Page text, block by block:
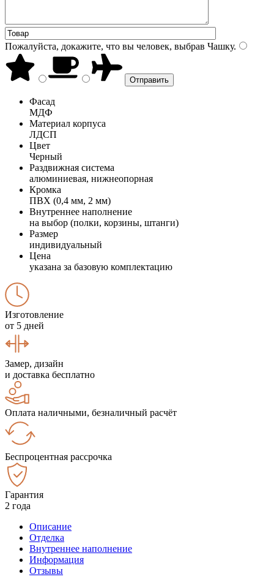
Пожалуйста, докажите, что вы человек, выбрав Чашку.
Фасад
МДФ
Материал корпуса
ЛДСП
Цвет
Черный
Раздвижная система
алюминиевая, нижнеопорная
Кромка
ПВХ (0,4 мм, 2 мм)
Внутреннее наполнение
на выбор (полки, корзины, штанги)
Размер
индивидуальный
Цена
указана за базовую комплектацию
Изготовление
от 5 дней
Замер, дизайн
и доставка бесплатно
Оплата наличными, безналичный расчёт
Беспроцентная рассрочка
Гарантия
2 года
Описание
Отделка
Внутреннее наполнение
Информация
Отзывы